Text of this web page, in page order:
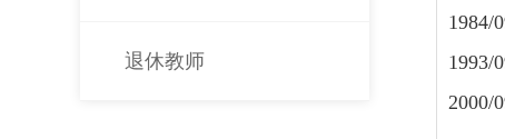
退休教师
1984/
1993/
2000/